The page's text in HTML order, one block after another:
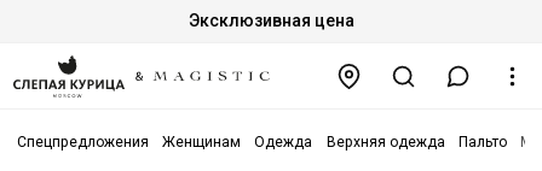
Эксклюзивная цена
Спецпредложения Женщинам Одежда Верхняя одежда Пальто